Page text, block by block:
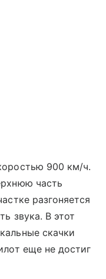
900 км/ч.
часть
разгоняется
звука. В этот
скачки
еще не достиг